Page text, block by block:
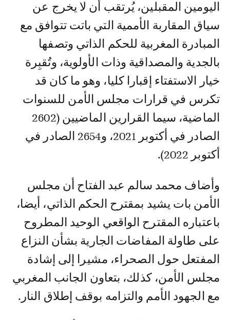
اليومين المقبلين، يُرتقب أن لا يخرج عن
سياق المقاربة الأممية التي باتت تتوافق مع
المبادرة المغربية للحكم الذاتي وتصفها
بالجدية والمصداقية وذات الأولوية، وتُقبِرة
خيار الاستفتاء إقبارا كليا، وهو ما كان قد
تكرس في قرارات مجلس الأمن للسنوات
الماضية، سيما القرارين الماضيين (2602
الصادر في أكتوبر 2021، و2654 الصادر في
أكتوبر 2022).
وأضاف محمد سالم عبد الفتاح أن مجلس
الأمن بات يشيد بمقترح الحكم الذاتي، أيضا،
باعتباره المقترح الواقعي الوحيد المطروح
على طاولة المفاضات الجارية بشأن النزاع
المفتعل حول الصحراء، مشيرا إلى إشادة
مجلس الأمن، كذلك، بتعاون الجانب المغربي
مع الجهود الأمم والتزامه بوقف إطلاق النار.